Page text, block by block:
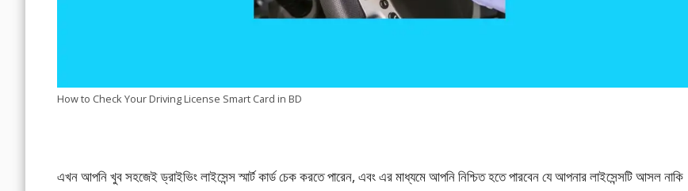
How to Check Your Driving License Smart Card in BD
এখন আপনি খুব সহজেই ড্রাইভিং লাইসেন্স স্মার্ট কার্ড চেক করতে পারেন, এবং এর মাধ্যমে আপনি নিশ্চিত হতে পারবেন যে আপনার লাইসেন্সটি আসল নাকি